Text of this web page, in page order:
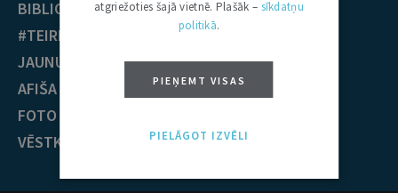
BIBLIOTĒKA
#TEIRDARBS
JAUNUMI
AFIŠA
FOTO / VIDEO
VĒSTKOPA
Krimināltiesības
TIESĪBU PRAKSE
EST nolēmumi
ECT nolēmumi
atgriežoties šajā vietnē. Plašāk – sīkdatņu
politikā.
PIEŅEMT VISAS
PIELĀGOT IZVĒLI